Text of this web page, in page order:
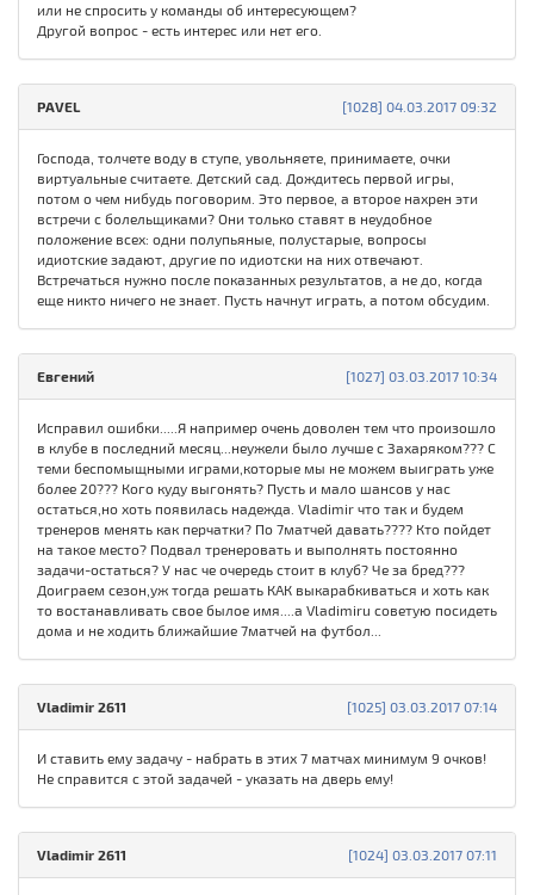
или не спросить у команды об интересующем?
Другой вопрос - есть интерес или нет его.
[1028] 04.03.2017 09:32
PAVEL
Господа, толчете воду в ступе, увольняете, принимаете, очки
виртуальные считаете. Детский сад. Дождитесь первой игры,
потом о чем нибудь поговорим. Это первое, а второе нахрен эти
встречи с болельщиками? Они только ставят в неудобное
положение всех: одни полупьяные, полустарые, вопросы
идиотские задают, другие по идиотски на них отвечают.
Встречаться нужно после показанных результатов, а не до, когда
еще никто ничего не знает. Пусть начнут играть, а потом обсудим.
[1027] 03.03.2017 10:34
Евгений
Исправил ошибки.....Я например очень доволен тем что произошло
в клубе в последний месяц...неужели было лучше с Захаряком??? С
теми беспомыщными играми,которые мы не можем выиграть уже
более 20??? Кого куду выгонять? Пусть и мало шансов у нас
остаться,но хоть появилась надежда. Vladimir что так и будем
тренеров менять как перчатки? По 7матчей давать???? Кто пойдет
на такое место? Подвал тренеровать и выполнять постоянно
задачи-остаться? У нас че очередь стоит в клуб? Че за бред???
Доиграем сезон,уж тогда решать КАК выкарабкиваться и хоть как
то востанавливать свое былое имя....а Vladimiru советую посидеть
дома и не ходить ближайшие 7матчей на футбол...
[1025] 03.03.2017 07:14
Vladimir 2611
И ставить ему задачу - набрать в этих 7 матчах минимум 9 очков!
Не справится с этой задачей - указать на дверь ему!
[1024] 03.03.2017 07:11
Vladimir 2611